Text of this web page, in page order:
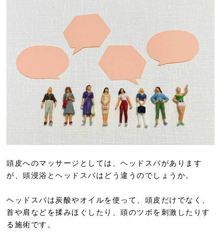
頭皮へのマッサージとしては、ヘッドスパがあります
が、頭浸浴とヘッドスパはどう違うのでしょうか。
ヘッドスパは炭酸やオイルを使って、頭皮だけでなく、
首や肩などを揉みほぐしたり、頭のツボを刺激したりす
る施術です。